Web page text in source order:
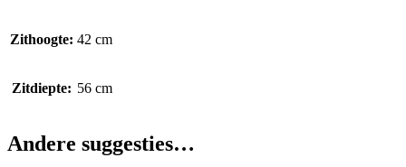
Zithoogte: 42 cm
Zitdiepte: 56 cm
Andere suggesties…